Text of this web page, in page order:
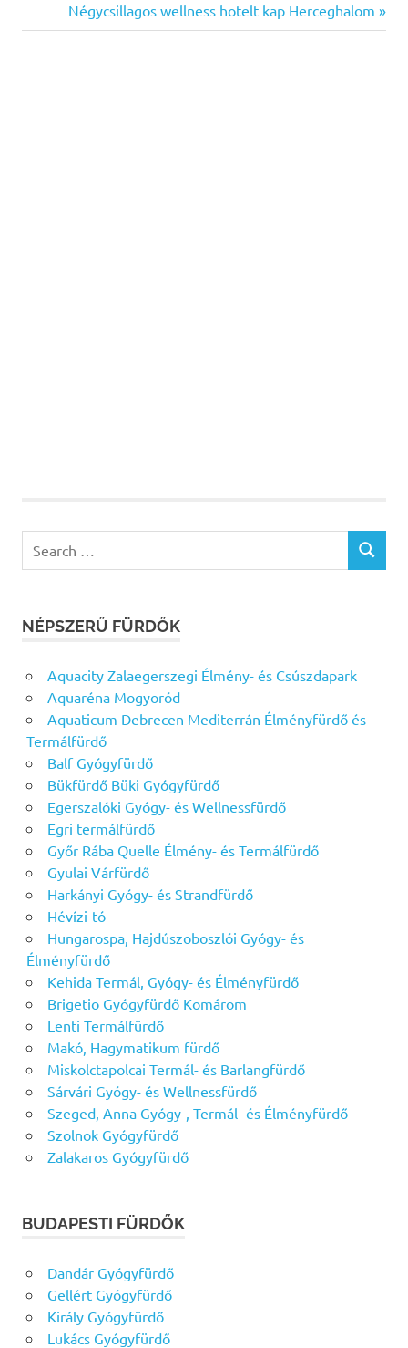
navigáció
Next
Post:
Négycsillagos wellness hotelt kap Herceghalom
for:
SEARCH
NÉPSZERŰ FÜRDŐK
Aquacity Zalaegerszegi Élmény- és Csúszdapark
Aquaréna Mogyoród
Aquaticum Debrecen Mediterrán Élményfürdő és
Termálfürdő
Balf Gyógyfürdő
Bükfürdő Büki Gyógyfürdő
Egerszalóki Gyógy- és Wellnessfürdő
Egri termálfürdő
Győr Rába Quelle Élmény- és Termálfürdő
Gyulai Várfürdő
Harkányi Gyógy- és Strandfürdő
Hévízi-tó
Hungarospa, Hajdúszoboszlói Gyógy- és
Élményfürdő
Kehida Termál, Gyógy- és Élményfürdő
Brigetio Gyógyfürdő Komárom
Lenti Termálfürdő
Makó, Hagymatikum fürdő
Miskolctapolcai Termál- és Barlangfürdő
Sárvári Gyógy- és Wellnessfürdő
Szeged, Anna Gyógy-, Termál- és Élményfürdő
Szolnok Gyógyfürdő
Zalakaros Gyógyfürdő
BUDAPESTI FÜRDŐK
Dandár Gyógyfürdő
Gellért Gyógyfürdő
Király Gyógyfürdő
Lukács Gyógyfürdő